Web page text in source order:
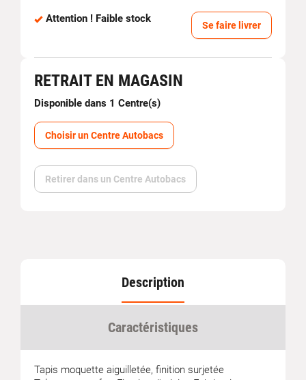
Attention ! Faible stock
Se faire livrer
RETRAIT EN MAGASIN
Disponible dans 1 Centre(s)
Choisir un Centre Autobacs
Retirer dans un Centre Autobacs
Description
Caractéristiques
Tapis moquette aiguilletée, finition surjetée